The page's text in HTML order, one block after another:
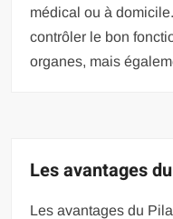
médical ou à
contrôler le bon
organes, mais
Les avantages
Les avantages du